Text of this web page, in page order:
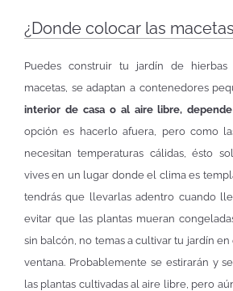
¿Donde colocar las
Puedes construir tu jardín de
macetas, se adaptan a contenedores
interior de casa o al aire libre,
opción es hacerlo afuera, pero como
necesitan temperaturas cálidas, ésto
vives en un lugar donde el clima es
tendrás que llevarlas adentro cuando
evitar que las plantas mueran
sin balcón, no temas a cultivar tu jardín
ventana. Probablemente se estirarán y
las plantas cultivadas al aire libre, pero